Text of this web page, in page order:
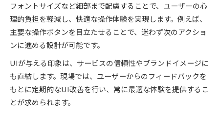
フォントサイズなど細部まで配慮することで、ユーザーの心
理的負担を軽減し、快適な操作体験を実現します。例えば、
主要な操作ボタンを目立たせることで、迷わず次のアクショ
ンに進める設計が可能です。
UIが与える印象は、サービスの信頼性やブランドイメージに
も直結します。現場では、ユーザーからのフィードバックを
もとに定期的なUI改善を行い、常に最適な体験を提供するこ
とが求められます。